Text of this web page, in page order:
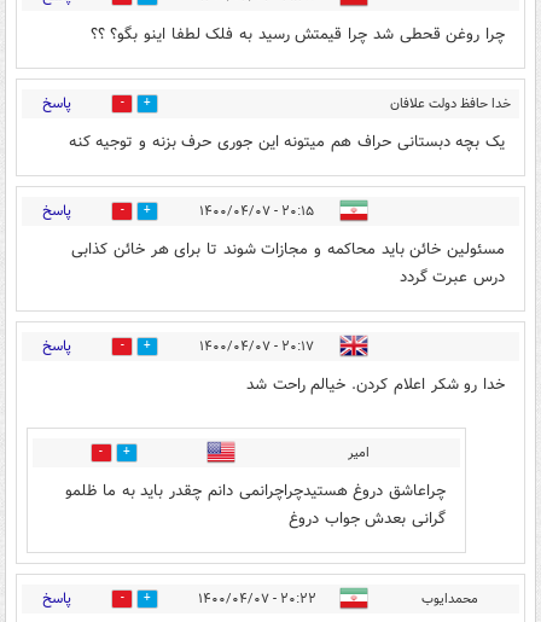
چرا روغن قحطی شد چرا قیمتش رسید به فلک لطفا اینو بگو؟ ؟؟
خدا حافظ دولت علافان
۱۹:۵۵ - ۱۴۰۰/۰۴/۰۷
26 پاسخ
یک بچه دبستانی حراف هم میتونه این جوری حرف بزنه و توجیه کنه
۲۰:۱۵ - ۱۴۰۰/۰۴/۰۷ 65 پاسخ
مسئولین خائن باید محاکمه و مجازات شوند تا برای هر خائن کذابی
درس عبرت گردد
۲۰:۱۷ - ۱۴۰۰/۰۴/۰۷ 14 پاسخ
خدا رو شکر اعلام کردن. خیالم راحت شد
امیر 2
چراعاشق دروغ هستیدچراچرانمی دانم چقدر باید به ما ظلمو
گرانی بعدش جواب دروغ
محمدایوب ۲۰:۲۲ - ۱۴۰۰/۰۴/۰۷ 232 پاسخ